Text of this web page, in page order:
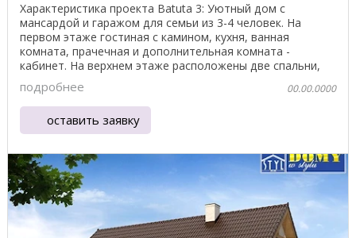
Характеристика проекта Batuta 3: Уютный дом с
мансардой и гаражом для семьи из 3-4 человек. На
первом этаже гостиная с камином, кухня, ванная
комната, прачечная и дополнительная комната -
кабинет. На верхнем этаже расположены две спальни,
две ванные ...
подробнее 00.00.0000
оставить заявку